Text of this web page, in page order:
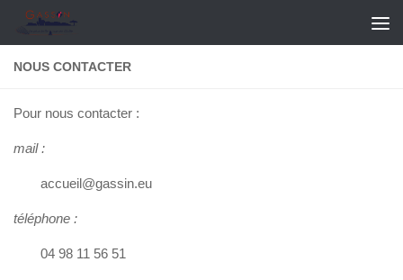
Skip to content
NOUS CONTACTER
Pour nous contacter :
mail :
accueil@gassin.eu
téléphone :
04 98 11 56 51